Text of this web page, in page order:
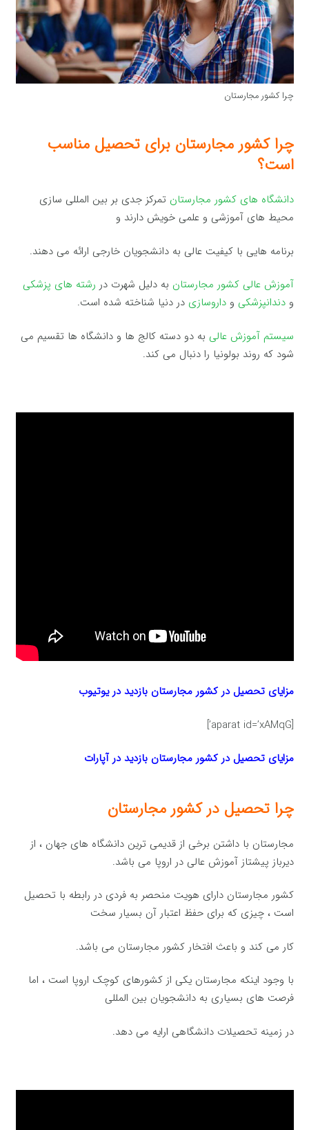
چرا کشور مجارستان
چرا کشور مجارستان برای تحصیل مناسب
است؟
دانشگاه های کشور مجارستان تمرکز جدی بر بین المللی سازی
محیط های آموزشی و علمی خویش دارند و
برنامه هایی با کیفیت عالی به دانشجویان خارجی ارائه می دهند.
آموزش عالی کشور مجارستان به دلیل شهرت در رشته های پزشکی
ودندانپزشکی وداروسازی در دنیا شناخته شده است.
سیستم آموزش عالی به دو دسته کالج ها و دانشگاه ها تقسیم می
شود که روند بولونیا را دنبال می کند.
مزایای تحصیل در کشور مجارستان بازدید در یوتیوب
[aparat id=’xAMqG’]
مزایای تحصیل در کشور مجارستان بازدید در آپارات
چرا تحصیل در کشور مجارستان
مجارستان با داشتن برخی از قدیمی ترین دانشگاه های جهان ، از
دیرباز پیشتاز آموزش عالی در اروپا می باشد.
کشور مجارستان دارای هویت منحصر به فردی در رابطه با تحصیل
است ، چیزی که برای حفظ اعتبار آن بسیار سخت
کار می کند و باعث افتخار کشور مجارستان می باشد.
با وجود اینکه مجارستان یکی از کشورهای کوچک اروپا است ، اما
فرصت های بسیاری به دانشجویان بین المللی
در زمینه تحصیلات دانشگاهی ارایه می دهد.